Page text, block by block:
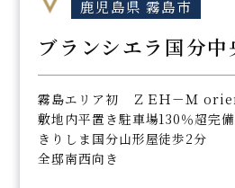
鹿児島県 霧島市
ブランシエラ国分中
霧島エリア初 ＺＥＨ－Ｍ
敷地内平置き駐車場130％超完備
きりしま国分山形屋徒歩2分
全邸南西向き